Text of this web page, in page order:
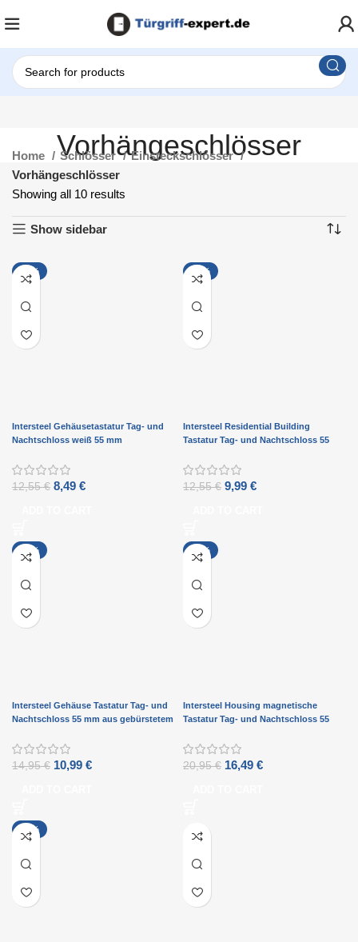
Vorhängeschlösser
Home Schlösser
Einsteckschlösser
Vorhängeschlösser
Showing all 10 results
Show sidebar
-32%
Intersteel Gehäusetastatur Tag- und
Nachtschloss weiß 55 mm
12,55€ 8,49 €
-20%
Intersteel Residential Building
Tastatur Tag- und Nachtschloss 55
12,55€ 9,99 €
-26%
Intersteel Gehäuse Tastatur Tag- und
Nachtschloss 55 mm aus gebürstetem
14,95€ 10,99 €
-21%
Intersteel Housing magnetische
Tastatur Tag- und Nachtschloss 55
20,95€ 16,49 €
-24%